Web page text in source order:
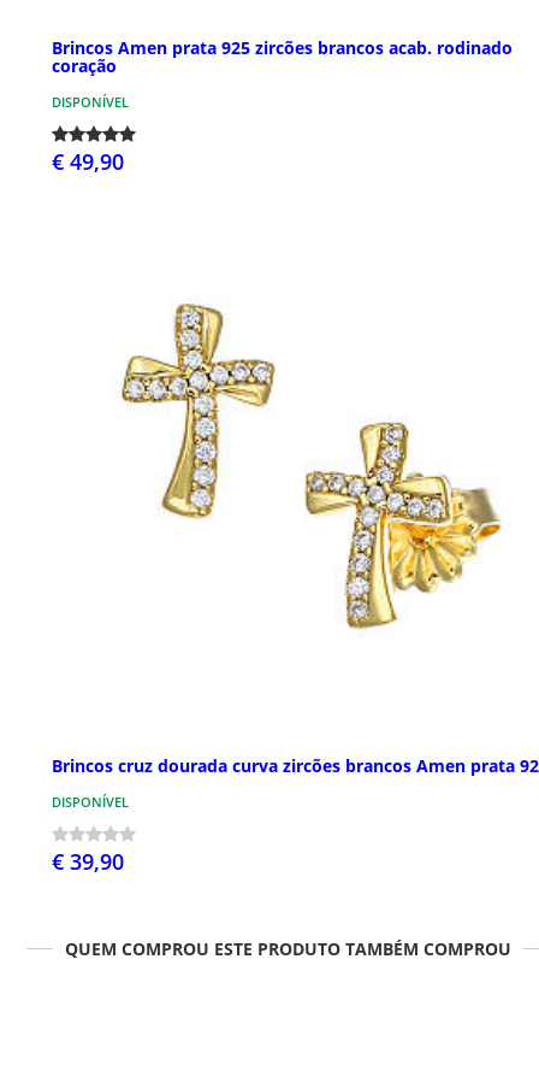
Brincos Amen prata 925 zircões brancos acab. rodinado
coração
DISPONÍVEL
€ 49,90
Brincos cruz dourada curva zircões brancos Amen prata
DISPONÍVEL
€ 39,90
QUEM COMPROU ESTE PRODUTO TAMBÉM COMPROU